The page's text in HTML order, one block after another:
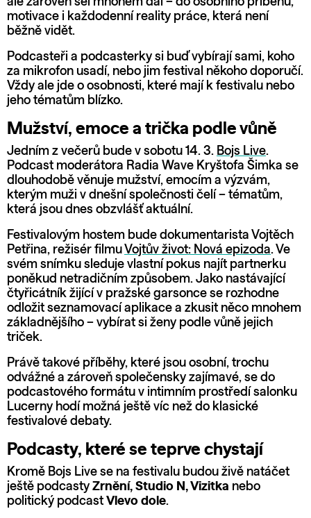
motivace i každodenní reality práce, která není
běžně vidět.
Podcasteři a podcasterky si buď vybírají sami, koho
za mikrofon usadí, nebo jim festival někoho doporučí.
Vždy ale jde o osobnosti, které mají k festivalu nebo
jeho tématům blízko.
Mužství, emoce a trička podle vůně
Jedním z večerů bude v sobotu 14. 3. Bojs Live.
Podcast moderátora Radia Wave Kryštofa Šimka se
dlouhodobě věnuje mužství, emocím a výzvám,
kterým muži v dnešní společnosti čelí – tématům,
která jsou dnes obzvlášť aktuální.
Festivalovým hostem bude dokumentarista Vojtěch
Petřina, režisér filmu Vojtův život: Nová epizoda. Ve
svém snímku sleduje vlastní pokus najít partnerku
poněkud netradičním způsobem. Jako nastávající
čtyřicátník žijící v pražské garsonce se rozhodne
odložit seznamovací aplikace a zkusit něco mnohem
základnějšího – vybírat si ženy podle vůně jejich
triček.
Právě takové příběhy, které jsou osobní, trochu
odvážné a zároveň společensky zajímavé, se do
podcastového formátu v intimním prostředí salonku
Lucerny hodí možná ještě víc než do klasické
festivalové debaty.
Podcasty, které se teprve chystají
Kromě Bojs Live se na festivalu budou živě natáčet
ještě podcasty Zrnění, Studio N, Vizitka nebo
politický podcast Vlevo dole.